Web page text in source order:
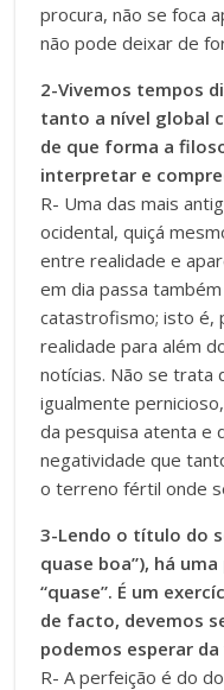
procura, não se foca
não pode deixar de
2-Vivemos tempos
tanto a nível global
de que forma a
interpretar e
R- Uma das mais
ocidental, quiçá
entre realidade e
em dia passa
catastrofismo; isto é,
realidade para além
notícias. Não se trata
igualmente
da pesquisa atenta e
negatividade que
o terreno fértil onde
3-Lendo o título do
quase boa”), há
“quase”. É um
de facto, devemos
podemos esperar
R- A perfeição é do